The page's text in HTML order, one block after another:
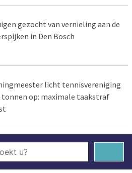
gezocht van vernieling aan de
in Den Bosch
licht tennisvereniging
tonnen op: maximale taakstraf